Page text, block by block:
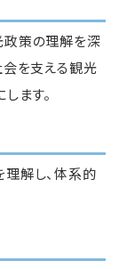
政策の理解を深
会を支える観光
ます。
解し、体系的